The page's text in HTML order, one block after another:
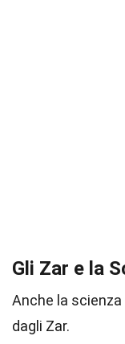
Gli Zar e la
Anche la
dagli Zar.